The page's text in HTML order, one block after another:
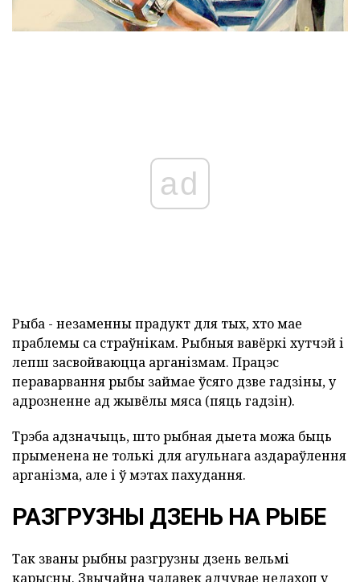
ad
Рыба - незаменны прадукт для тых, хто мае
праблемы са страўнікам. Рыбныя вавёркі хутчэй і
лепш засвойваюцца арганізмам. Працэс
пераварвання рыбы займае ўсяго дзве гадзіны, у
адрозненне ад жывёлы мяса (пяць гадзін).
Трэба адзначыць, што рыбная дыета можа быць
прыменена не толькі для агульнага аздараўлення
арганізма, але і ў мэтах пахудання.
РАЗГРУЗНЫ ДЗЕНЬ НА РЫБЕ
Так званы рыбны разгрузны дзень вельмі
карысны. Звычайна чалавек адчувае недахоп у